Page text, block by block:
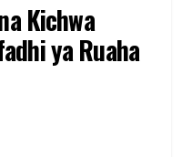
Kichwa
ya Ruaha